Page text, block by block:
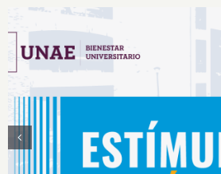
Estímulos Económicos para
Rendimiento